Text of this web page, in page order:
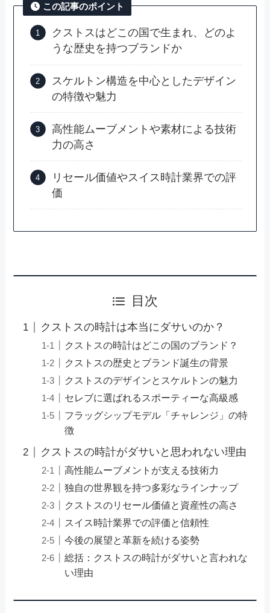
この記事のポイント
クストスはどこの国で生まれ、どのよ
うな歴史を持つブランドか
スケルトン構造を中心としたデザイン
の特徴や魅力
高性能ムーブメントや素材による技術
力の高さ
リセール価値やスイス時計業界での評
価
目次
クストスの時計は本当にダサいのか？
クストスの時計はどこの国のブランド？
クストスの歴史とブランド誕生の背景
クストスのデザインとスケルトンの魅力
セレブに選ばれるスポーティーな高級感
フラッグシップモデル「チャレンジ」の特
徴
クストスの時計がダサいと思われない理由
高性能ムーブメントが支える技術力
独自の世界観を持つ多彩なラインナップ
クストスのリセール価値と資産性の高さ
スイス時計業界での評価と信頼性
今後の展望と革新を続ける姿勢
総括：クストスの時計がダサいと言われな
い理由